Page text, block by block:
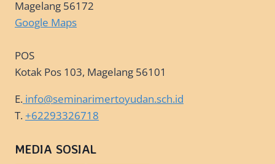
Magelang 56172
Google Maps
POS
Kotak Pos 103, Magelang 56101
E. info@seminarimertoyudan.sch.id
T.+62293326718
MEDIA SOSIAL